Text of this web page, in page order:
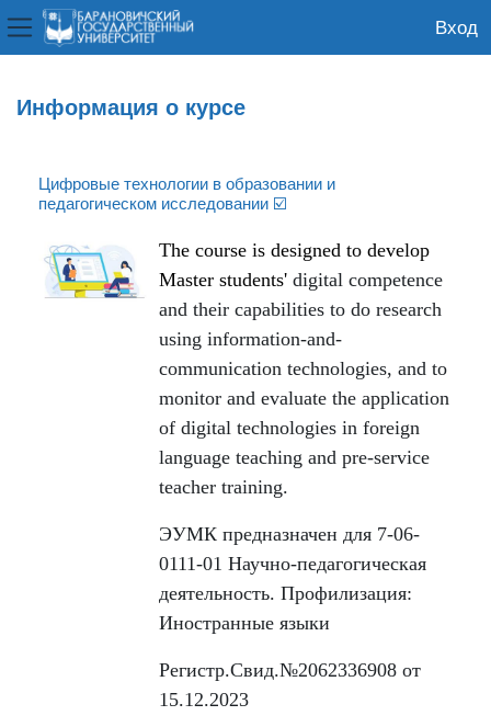
Боковая панель
Вход
Информация о курсе
Цифровые технологии в образовании и
педагогическом исследовании ☑️
The course is designed to develop
Master students' digital competence
and their capabilities to do research
using information-and-
communication technologies, and to
monitor and evaluate the application
of digital technologies in foreign
language teaching ​​and pre-service
teacher training.
ЭУМК предназначен для 7-06-
0111-01 Научно-педагогическая
деятельность. Профилизация:
Иностранные языки
Регистр.Свид.№2062336908 от
15.12.2023